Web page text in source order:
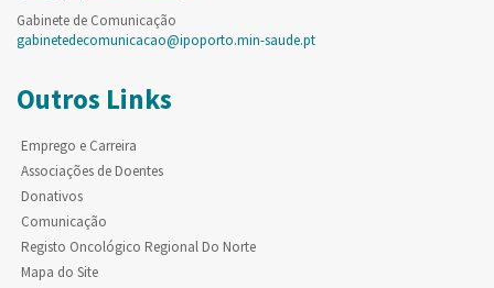
Gabinete de Comunicação
gabinetedecomunicacao@ipoporto.min-saude.pt
Outros Links
Emprego e Carreira
Associações de Doentes
Donativos
Comunicação
Registo Oncológico Regional Do Norte
Mapa do Site